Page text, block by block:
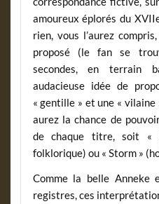
amoureux éplorés du
rien, vous l’aurez
proposé (le fan se
secondes, en terrain
audacieuse idée de
« gentille » et une « vilaine
aurez la chance de
de chaque titre, soit «
folklorique) ou « Storm »
Comme la belle Anneke
registres, ces